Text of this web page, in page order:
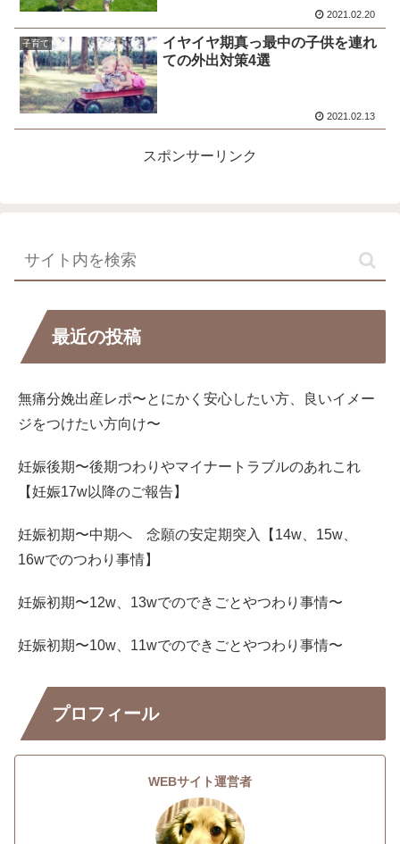
2021.02.20
子育て
イヤイヤ期真っ最中の子供を連れ
ての外出対策4選
2021.02.13
スポンサーリンク
最近の投稿
無痛分娩出産レポ〜とにかく安心したい方、良いイメー
ジをつけたい方向け〜
妊娠後期〜後期つわりやマイナートラブルのあれこれ
【妊娠17w以降のご報告】
妊娠初期〜中期へ 念願の安定期突入【14w、15w、
16wでのつわり事情】
妊娠初期〜12w、13wでのできごとやつわり事情〜
妊娠初期〜10w、11wでのできごとやつわり事情〜
プロフィール
WEBサイト運営者